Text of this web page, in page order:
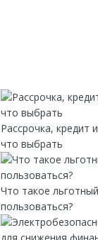
Рассрочка, кредит
что выбрать
Что такое
пользоваться?